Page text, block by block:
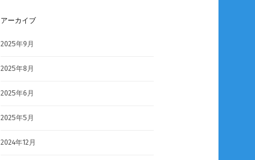
アーカイブ
2025年9月
2025年8月
2025年6月
2025年5月
2024年12月